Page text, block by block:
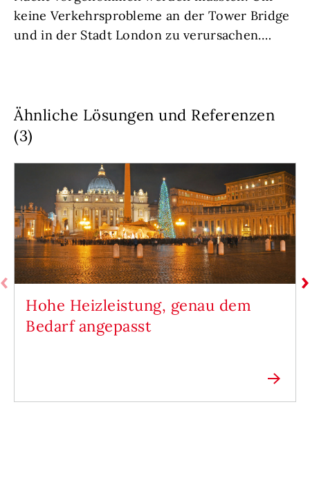
keine Verkehrsprobleme an der Tower Bridge
und in der Stadt London zu verursachen.…
Ähnliche Lösungen und Referenzen
(3)
Hohe Heizleistung, genau dem
Bedarf angepasst